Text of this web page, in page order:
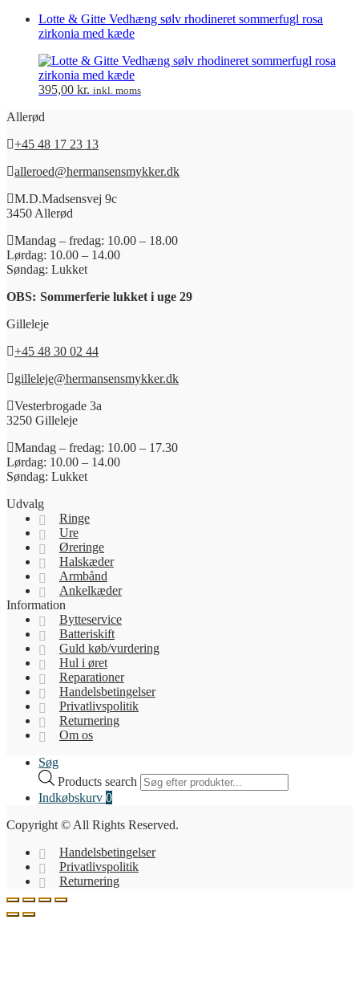
Lotte & Gitte Vedhæng sølv rhodineret sommerfugl rosa
zirkonia med kæde
395,00 kr. inkl. moms
Allerød
+45 48 17 23 13
alleroed@hermansensmykker.dk
M.D.Madsensvej 9c
3450 Allerød
Mandag – fredag: 10.00 – 18.00
Lørdag: 10.00 – 14.00
Søndag: Lukket
OBS: Sommerferie lukket i uge 29
Gilleleje
+45 48 30 02 44
gilleleje@hermansensmykker.dk
Vesterbrogade 3a
3250 Gilleleje
Mandag – fredag: 10.00 – 17.30
Lørdag: 10.00 – 14.00
Søndag: Lukket
Udvalg
Ringe
Ure
Øreringe
Halskæder
Armbånd
Ankelkæder
Information
Bytteservice
Batteriskift
Guld køb/vurdering
Hul i øret
Reparationer
Handelsbetingelser
Privatlivspolitik
Returnering
Om os
Søg
Products search
Indkøbskurv 0
Copyright © All Rights Reserved.
Handelsbetingelser
Privatlivspolitik
Returnering